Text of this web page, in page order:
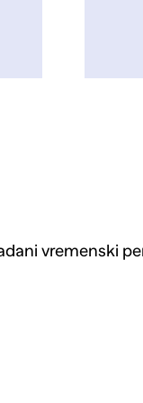
vremenski